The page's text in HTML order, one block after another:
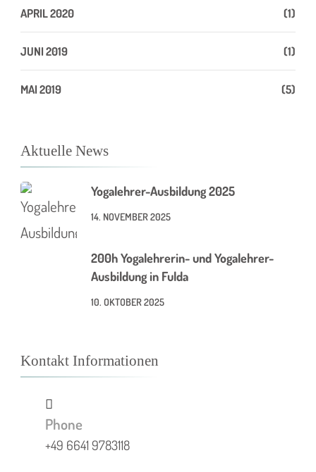
APRIL 2020 (1)
JUNI 2019 (1)
MAI 2019 (5)
Aktuelle News
Yogalehrer-Ausbildung 2025
14. NOVEMBER 2025
200h Yogalehrerin- und Yogalehrer-
Ausbildung in Fulda
10. OKTOBER 2025
Kontakt Informationen
Phone
+49 6641 9783118